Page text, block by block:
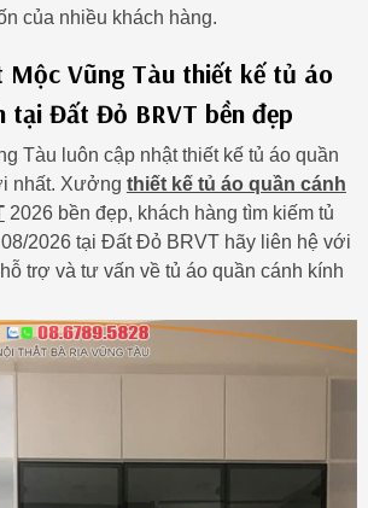
của nhiều khách hàng.
Mộc Vũng Tàu thiết kế tủ áo
tại Đất Đỏ BRVT bền đẹp
Tàu luôn cập nhật thiết kế tủ áo quần
nhất. Xưởng thiết kế tủ áo quần cánh
2026 bền đẹp, khách hàng tìm kiếm tủ
2026 tại Đất Đỏ BRVT hãy liên hệ với
trợ và tư vấn về tủ áo quần cánh kính